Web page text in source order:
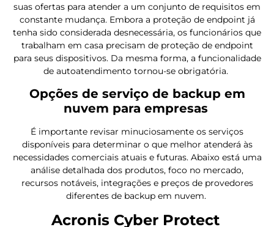
suas ofertas para atender a um conjunto de requisitos em
constante mudança. Embora a proteção de endpoint já
tenha sido considerada desnecessária, os funcionários que
trabalham em casa precisam de proteção de endpoint
para seus dispositivos. Da mesma forma, a funcionalidade
de autoatendimento tornou-se obrigatória.
Opções de serviço de backup em
nuvem para empresas
É importante revisar minuciosamente os serviços
disponíveis para determinar o que melhor atenderá às
necessidades comerciais atuais e futuras. Abaixo está uma
análise detalhada dos produtos, foco no mercado,
recursos notáveis, integrações e preços de provedores
diferentes de backup em nuvem.
Acronis Cyber Protect